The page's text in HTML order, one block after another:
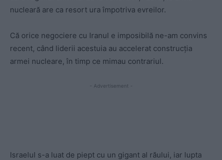
nucleară are ca resort ura împotriva evreilor.
Că orice negociere cu Iranul e imposibilă ne-am convins
recent, când liderii acestuia au accelerat construcția
armei nucleare, în timp ce mimau contrariul.
- Advertisement -
Israelul s-a luat de piept cu un gigant al răului, iar lupta